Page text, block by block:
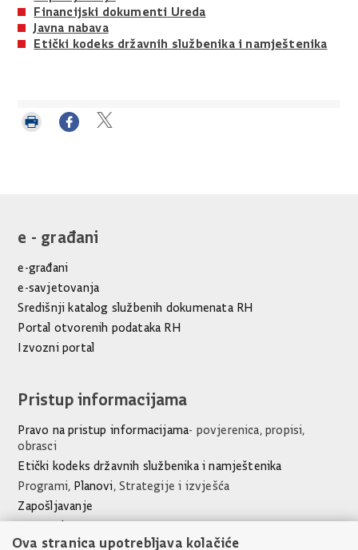
Financijski dokumenti Ureda
Javna nabava
Etički kodeks državnih službenika i namještenika
e - građani
e-građani
e-savjetovanja
Središnji katalog službenih dokumenata RH
Portal otvorenih podataka RH
Izvozni portal
Pristup informacijama
Pravo na pristup informacijama- povjerenica, propisi,
obrasci
Etički kodeks državnih službenika i namještenika
Programi, Planovi, Strategije i izvješća
Zapošljavanje
Javna nabava
Financijski dokumenti Ureda
Ova stranica upotrebljava kolačiće